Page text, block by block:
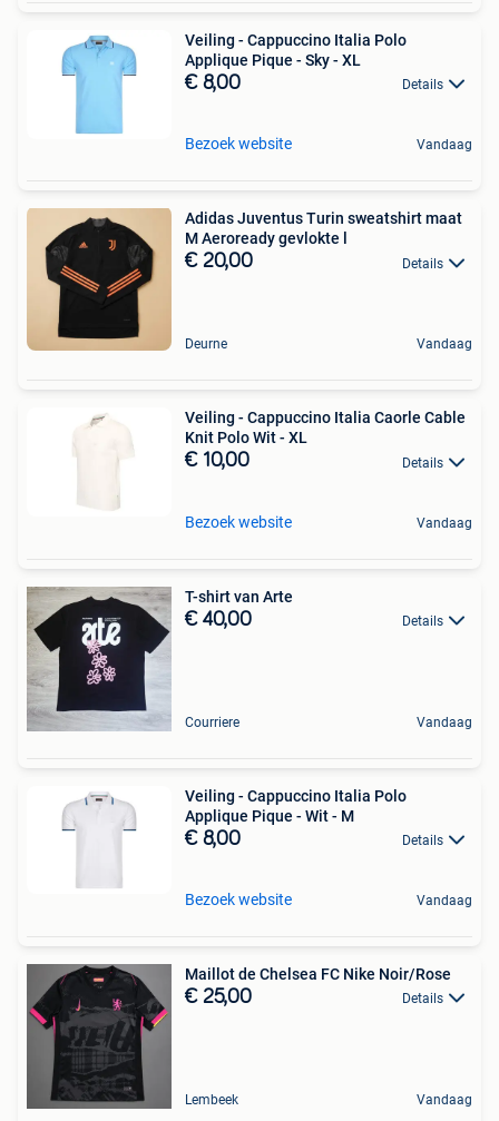
Veiling - Cappuccino Italia Polo
Applique Pique - Sky - XL
€ 8,00 Details
Bezoek website Vandaag
Adidas Juventus Turin sweatshirt maat
M Aeroready gevlokte l
€ 20,00 Details
Deurne Vandaag
Veiling - Cappuccino Italia Caorle Cable
Knit Polo Wit - XL
€ 10,00 Details
Bezoek website Vandaag
T-shirt van Arte
€ 40,00 Details
Courriere Vandaag
Veiling - Cappuccino Italia Polo
Applique Pique - Wit - M
€ 8,00 Details
Bezoek website Vandaag
Maillot de Chelsea FC Nike Noir/Rose
€ 25,00 Details
Lembeek Vandaag